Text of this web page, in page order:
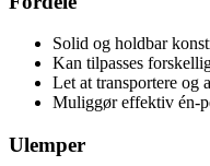
Solid og holdbar
Kan tilpasses
Let at transportere og
Muliggør effektiv én-
Ulemper